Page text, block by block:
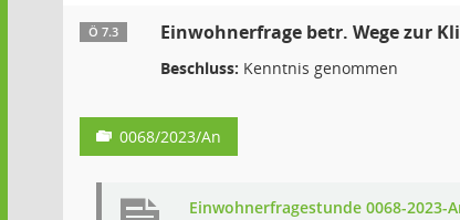
Ö 7.3 Einwohnerfrage betr. Wege zur
Beschluss: Kenntnis genommen
0068/2023/An
Einwohnerfragestunde 0068-2023-